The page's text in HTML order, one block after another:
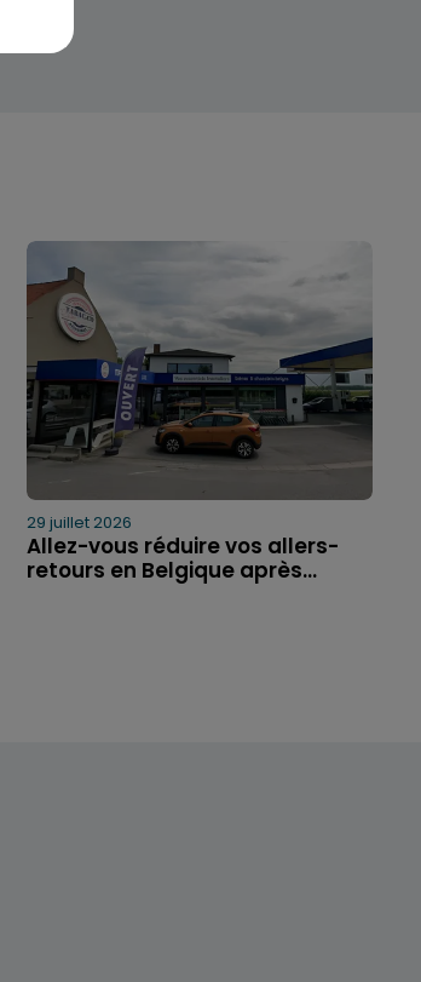
29 juillet 2026
Allez-vous réduire vos allers-
retours en Belgique après...